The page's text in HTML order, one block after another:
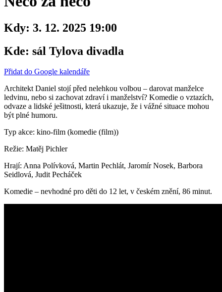
Kdy: 3. 12. 2025 19:00
Kde: sál Tylova divadla
Přidat do Google kalendáře
Architekt Daniel stojí před nelehkou volbou – darovat manželce
ledvinu, nebo si zachovat zdraví i manželství? Komedie o vztazích,
odvaze a lidské ješitnosti, která ukazuje, že i vážné situace mohou
být plné humoru.
Typ akce: kino-film (komedie (film))
Režie: Matěj Pichler
Hrají: Anna Polívková, Martin Pechlát, Jaromír Nosek, Barbora
Seidlová, Judit Pecháček
Komedie – nevhodné pro děti do 12 let, v českém znění, 86 minut.